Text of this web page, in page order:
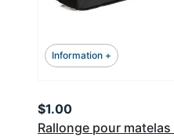
Information +
Rallonge pour matelas
$1.00